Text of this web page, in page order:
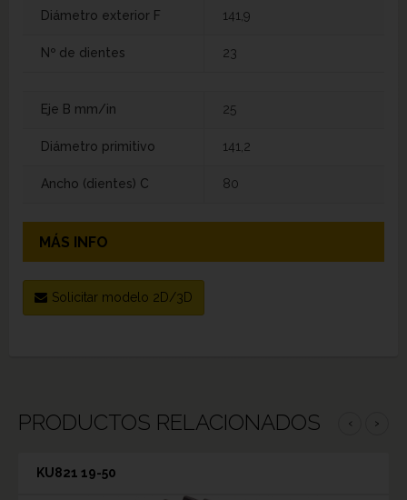
Diámetro exterior F 141,9
Nº de dientes 23
Eje B mm/in 25
Diámetro primitivo 141,2
Ancho (dientes) C 80
MÁS INFO
Solicitar modelo 2D/3D
PRODUCTOS RELACIONADOS ‹ ›
KU821 19-50